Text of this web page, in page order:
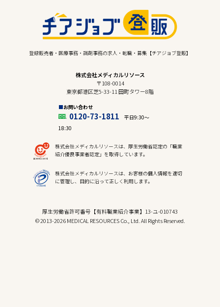
登録販売者・医療事務・調剤事務の求人・転職・募集【チアジョブ登販】
株式会社メディカルリソース
〒108-0014
東京都港区芝5-33-11 田町タワー8階
お問い合わせ
0120-73-1811
平日9:30〜
18:30
株式会社メディカルリソースは、厚生労働省認定の「職業
紹介優良事業者認定」を取得しています。
株式会社メディカルリソースは、お客様の個人情報を適切
に管理し、目的に沿って正しく利用します。
厚生労働省許可番号【有料職業紹介事業】13-ユ-010743
© 2013-2026 MEDICAL RESOURCES Co., Ltd. All Rights Reserved.